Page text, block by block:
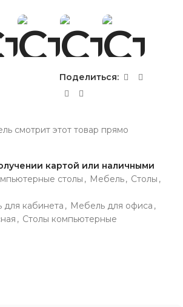
Поделиться:
смотрит этот товар прямо
картой или наличными
столы , Мебель, Столы ,
для кабинета , Мебель для офиса ,
, Столы компьютерные